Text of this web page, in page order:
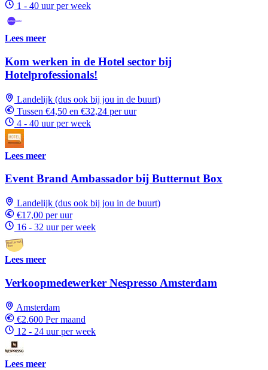
1 - 40 uur per week
Lees meer
Kom werken in de Hotel sector bij
Hotelprofessionals!
Landelijk (dus ook bij jou in de buurt)
Tussen €4,50 en €32,24 per uur
4 - 40 uur per week
Lees meer
Event Brand Ambassador bij Butternut Box
Landelijk (dus ook bij jou in de buurt)
€17,00 per uur
16 - 32 uur per week
Lees meer
Verkoopmedewerker Nespresso Amsterdam
Amsterdam
€2.600 Per maand
12 - 24 uur per week
Lees meer